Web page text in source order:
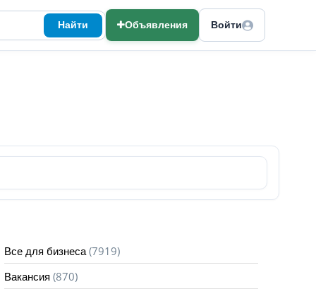
Найти Объявления Войти
Все для бизнеса (7919)
Вакансия (870)